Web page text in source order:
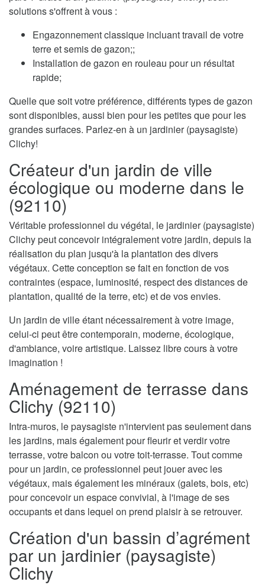
solutions s'offrent à vous :
Engazonnement classique incluant travail de votre
terre et semis de gazon;;
Installation de gazon en rouleau pour un résultat
rapide;
Quelle que soit votre préférence, différents types de gazon
sont disponibles, aussi bien pour les petites que pour les
grandes surfaces. Parlez-en à un jardinier (paysagiste)
Clichy!
Créateur d'un jardin de ville
écologique ou moderne dans le
(92110)
Véritable professionnel du végétal, le jardinier (paysagiste)
Clichy peut concevoir intégralement votre jardin, depuis la
réalisation du plan jusqu'à la plantation des divers
végétaux. Cette conception se fait en fonction de vos
contraintes (espace, luminosité, respect des distances de
plantation, qualité de la terre, etc) et de vos envies.
Un jardin de ville étant nécessairement à votre image,
celui-ci peut être contemporain, moderne, écologique,
d'ambiance, voire artistique. Laissez libre cours à votre
imagination !
Aménagement de terrasse dans
Clichy (92110)
Intra-muros, le paysagiste n'intervient pas seulement dans
les jardins, mais également pour fleurir et verdir votre
terrasse, votre balcon ou votre toit-terrasse. Tout comme
pour un jardin, ce professionnel peut jouer avec les
végétaux, mais également les minéraux (galets, bois, etc)
pour concevoir un espace convivial, à l'image de ses
occupants et dans lequel on prend plaisir à se retrouver.
Création d'un bassin d’agrément
par un jardinier (paysagiste)
Clichy